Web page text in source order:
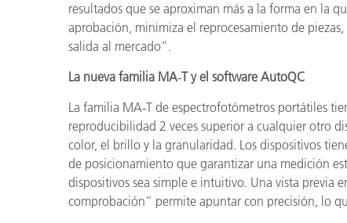
resultados que se aproximan más a la forma en la
aprobación, minimiza el reprocesamiento de
salida al mercado”.
La nueva familia MA‑T y el software AutoQC
La familia MA‑T de espectrofotómetros portátiles
reproducibilidad 2 veces superior a cualquier otro
color, el brillo y la granularidad. Los dispositivos
de posicionamiento que garantizar una medición
dispositivos sea simple e intuitivo. Una vista previa
comprobación” permite apuntar con precisión, lo